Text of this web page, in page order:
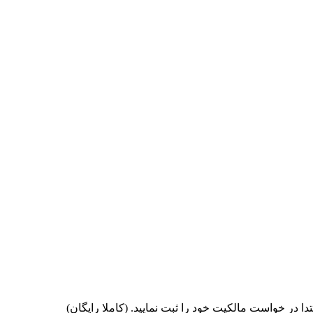
در خواست مالکیت خود را ثبت نمایید. (کاملا رایگان)